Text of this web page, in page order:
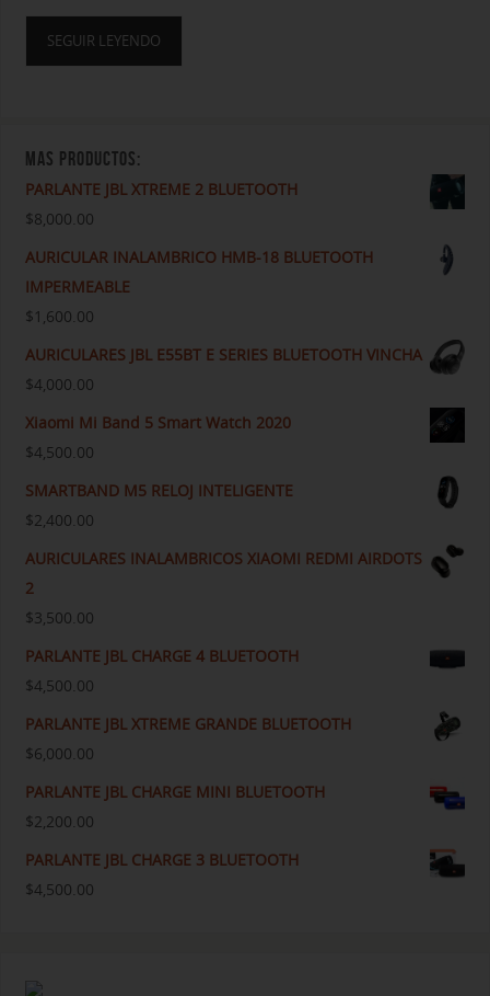
SEGUIR LEYENDO
MAS PRODUCTOS:
PARLANTE JBL XTREME 2 BLUETOOTH
$8,000.00
AURICULAR INALAMBRICO HMB-18 BLUETOOTH
IMPERMEABLE
$1,600.00
AURICULARES JBL E55BT E SERIES BLUETOOTH VINCHA
$4,000.00
Xiaomi Mi Band 5 Smart Watch 2020
$4,500.00
SMARTBAND M5 RELOJ INTELIGENTE
$2,400.00
AURICULARES INALAMBRICOS XIAOMI REDMI AIRDOTS
2
$3,500.00
PARLANTE JBL CHARGE 4 BLUETOOTH
$4,500.00
PARLANTE JBL XTREME GRANDE BLUETOOTH
$6,000.00
PARLANTE JBL CHARGE MINI BLUETOOTH
$2,200.00
PARLANTE JBL CHARGE 3 BLUETOOTH
$4,500.00